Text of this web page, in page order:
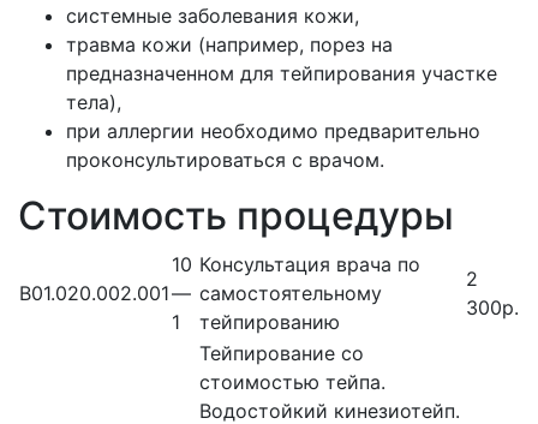
системные заболевания кожи,
травма кожи (например, порез на
предназначенном для тейпирования участке
тела),
при аллергии необходимо предварительно
проконсультироваться с врачом.
Стоимость процедуры
В01.020.002.001
10
—
1
Консультация врача по
самостоятельному
тейпированию
2
300р.
Тейпирование со
стоимостью тейпа.
Водостойкий кинезиотейп.